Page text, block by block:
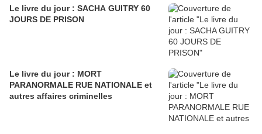
Le livre du jour : SACHA GUITRY 60
JOURS DE PRISON
Le livre du jour : MORT
PARANORMALE RUE NATIONALE et
autres affaires criminelles